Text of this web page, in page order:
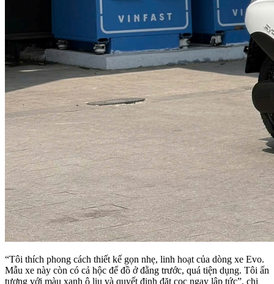
“Tôi thích phong cách thiết kế gọn nhẹ, linh hoạt của dòng xe Evo.
Mẫu xe này còn có cả hộc để đồ ở đằng trước, quá tiện dụng. Tôi ấn
tượng với màu xanh ô liu và quyết định đặt cọc ngay lập tức”, chị